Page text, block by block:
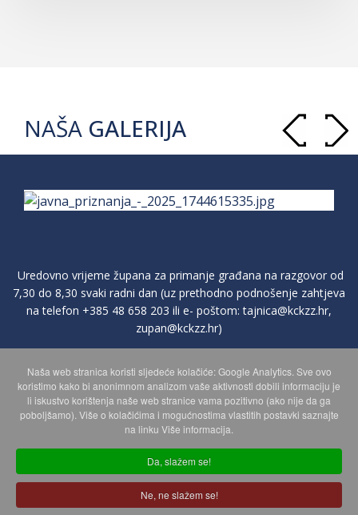
NAŠA GALERIJA
Uredovno vrijeme župana za primanje građana na razgovor od
7,30 do 8,30 svaki radni dan (uz prethodno podnošenje zahtjeva
na telefon +385 48 658 203 ili e- poštom:tajnica@kckzz.hr,
zupan@kckzz.hr)
POLITIKA ZAŠTITE PRIVATNOSTI OSOBNIH PODATAKA
MAPA WEBA
Copyright © 2026 Koprivničko - križevačka županija. Sva prava
zadržana.
Naša web stranica koristi sljedeće kolačiće: Google Analytics. Sve ovo
koristimo kako bi anonimnom analizom vaše aktivnosti dobili informaciju je
li iskustvo korištenja naše web stranice vama pozitivno (ako nije da ga
poboljšamo). Više o kolačićima i mogućnostima vlastitih postavki saznajte
na linku Više informacija.
Da, slažem se!
Ne, ne slažem se!